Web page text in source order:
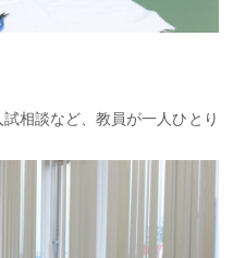
相談など、教員が一人ひとり